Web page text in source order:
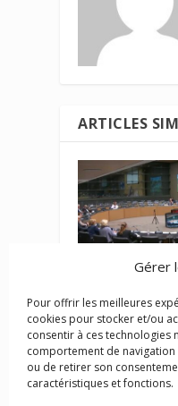
Gérer
Pour offrir les meilleures
cookies pour stocker et/ou
consentir à ces
comportement de navigation
ou de retirer son
caractéristiques et fonctions.
ARTICLES
chlordécone :
auditions à
8 décembre 2023